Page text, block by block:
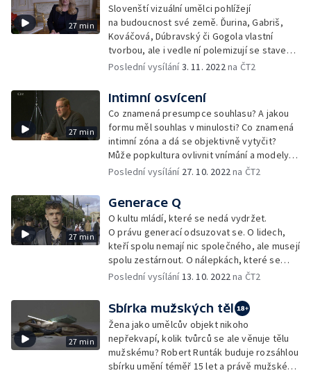
27 min
Slovenští vizuální umělci pohlížejí
na budoucnost své země. Ďurina, Gabriš,
Kováčová, Dúbravský či Gogola vlastní
tvorbou, ale i vedle ní polemizují se stavem
současného Slovenska v politické, ale
Poslední vysílání3. 11. 2022na ČT2
27 min
Intimní osvícení
Co znamená presumpce souhlasu? A jakou
formu měl souhlas v minulosti? Co znamená
intimní zóna a dá se objektivně vytyčit?
Může popkultura ovlivnit vnímání a modely
přístupu k našemu sexu? Dokumentární
Poslední vysílání 27. 10. 2022na ČT2
27 min
Generace Q
O kultu mládí, které se nedá vydržet.
O právu generací odsuzovat se. O lidech,
kteří spolu nemají nic společného, ale musejí
spolu zestárnout. O nálepkách, které se
neustále mění.
Poslední vysílání13. 10. 2022na ČT2
27 min
Sbírka mužských těl
Žena jako umělcův objekt nikoho
nepřekvapí, kolik tvůrců se ale věnuje tělu
mužskému? Robert Runták buduje rozsáhlou
sbírku umění téměř 15 let a právě mužské